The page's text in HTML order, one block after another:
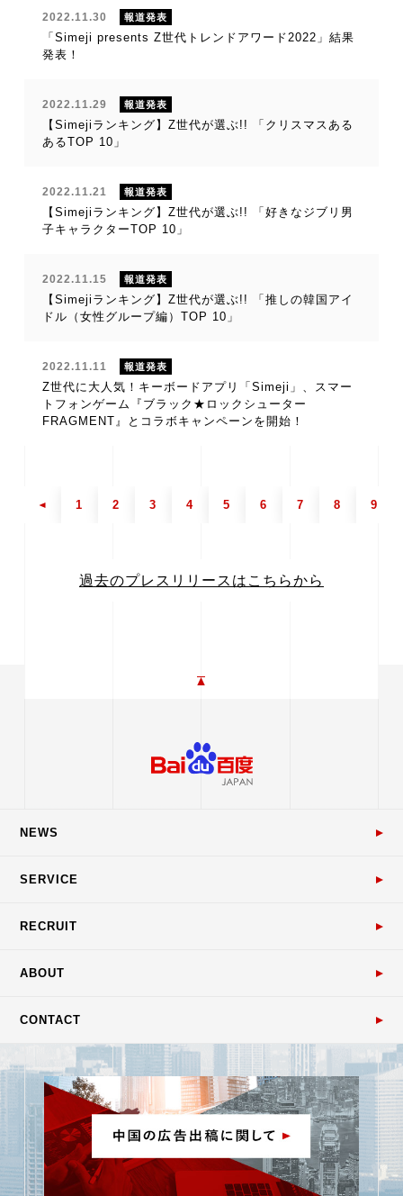
2022.11.30 報道発表
「Simeji presents Z世代トレンドアワード2022」結果
発表！
2022.11.29 報道発表
【Simejiランキング】Z世代が選ぶ!! 「クリスマスある
あるTOP 10」
2022.11.21 報道発表
【Simejiランキング】Z世代が選ぶ!! 「好きなジブリ男
子キャラクターTOP 10」
2022.11.15 報道発表
【Simejiランキング】Z世代が選ぶ!! 「推しの韓国アイ
ドル（女性グループ編）TOP 10」
2022.11.11 報道発表
Z世代に大人気！キーボードアプリ「Simeji」、スマー
トフォンゲーム『ブラック★ロックシューター
FRAGMENT』とコラボキャンペーンを開始！
1 2 3 4 5 6 7 8 9
過去のプレスリリースはこちらから
NEWS
SERVICE
RECRUIT
ABOUT
CONTACT